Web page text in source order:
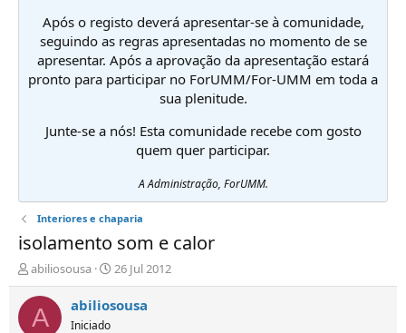
Após o registo deverá apresentar-se à comunidade,
seguindo as regras apresentadas no momento de se
apresentar. Após a aprovação da apresentação estará
pronto para participar no ForUMM/For-UMM em toda a
sua plenitude.
Junte-se a nós! Esta comunidade recebe com gosto
quem quer participar.
A Administração, ForUMM.
Interiores e chaparia
isolamento som e calor
I
n
i
c
abiliosousa
D
a
t
26 Jul 2012
A abiliosousa
Iniciado